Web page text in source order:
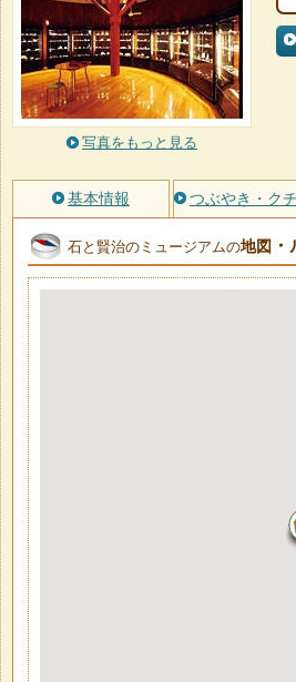
写真をもっと見る
基本情報 つぶやき・ク
石と賢治のミュージアムの地図